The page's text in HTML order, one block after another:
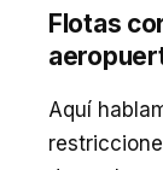
Flotas
Aquí